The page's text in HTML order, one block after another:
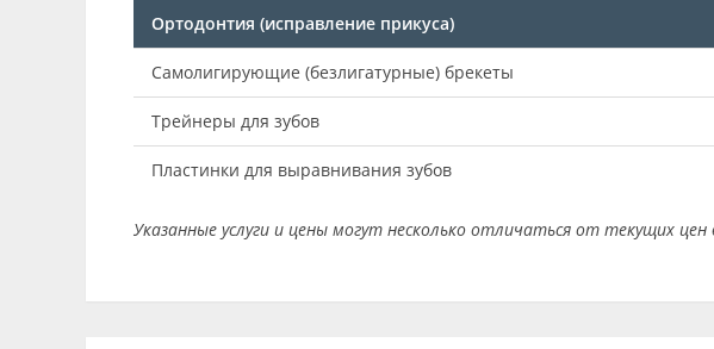
Ортодонтия (исправление прикуса)
Самолигирующие (безлигатурные) брекеты
Трейнеры для зубов
Пластинки для выравнивания зубов
Указанные услуги и цены могут несколько отличаться от текущих